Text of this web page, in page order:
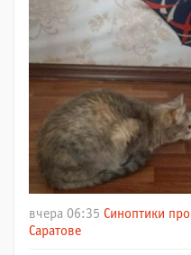
вчера 06:35 Синоптики
Саратове